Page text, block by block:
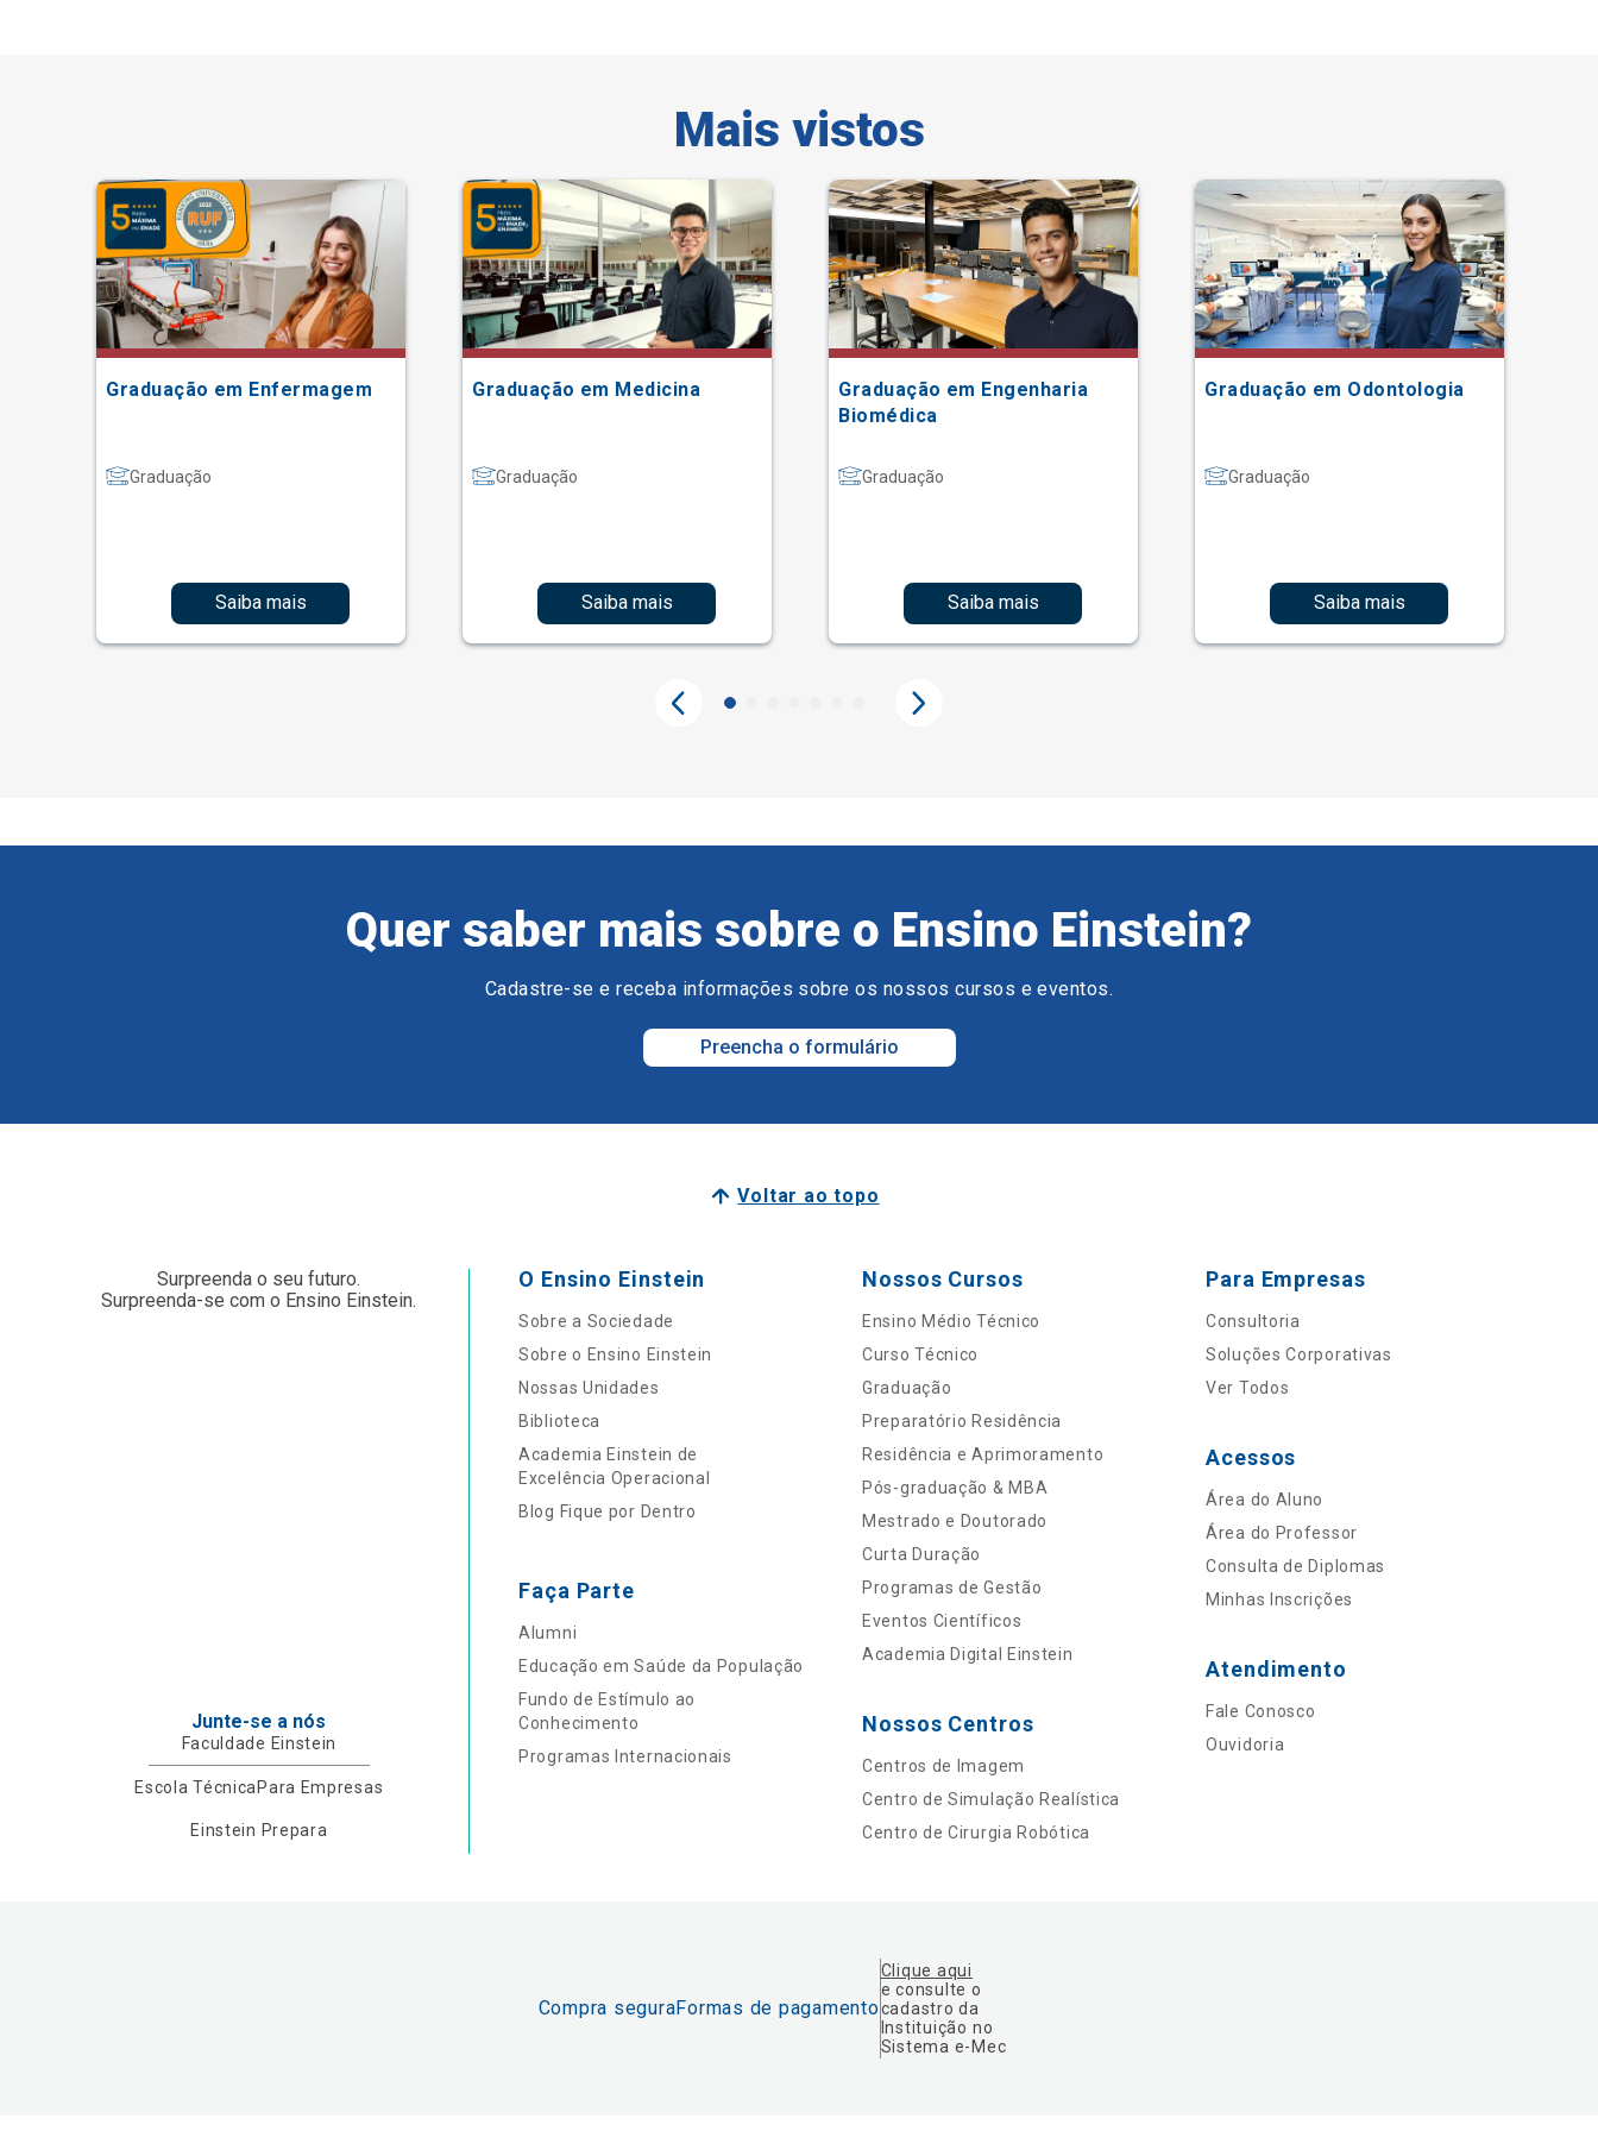
Mais vistos
Graduação em Enfermagem
Graduação
Saiba mais
Graduação em Medicina
Graduação
Saiba mais
Graduação em Engenharia
Biomédica
Graduação
Saiba mais
Graduação em Odontologia
Graduação
Saiba mais
Quer saber mais sobre o Ensino Einstein?
Cadastre-se e receba informações sobre os nossos cursos e eventos.
Preencha o formulário
Voltar ao topo
Surpreenda o seu futuro.
Surpreenda-se com o Ensino Einstein.
Junte-se a nós
Faculdade Einstein
Escola Técnica Para Empresas
Einstein Prepara
O Ensino Einstein
Sobre a Sociedade
Sobre o Ensino Einstein
Nossas Unidades
Biblioteca
Academia Einstein de
Excelência Operacional
Blog Fique por Dentro
Faça Parte
Alumni
Educação em Saúde da População
Fundo de Estímulo ao
Conhecimento
Programas Internacionais
Nossos Cursos
Ensino Médio Técnico
Curso Técnico
Graduação
Preparatório Residência
Residência e Aprimoramento
Pós-graduação & MBA
Mestrado e Doutorado
Curta Duração
Programas de Gestão
Eventos Científicos
Academia Digital Einstein
Nossos Centros
Centros de Imagem
Centro de Simulação Realística
Centro de Cirurgia Robótica
Para Empresas
Consultoria
Soluções Corporativas
Ver Todos
Acessos
Área do Aluno
Área do Professor
Consulta de Diplomas
Minhas Inscrições
Atendimento
Fale Conosco
Ouvidoria
Compra seguraFormas de pagamento
Clique aqui
e consulte o
cadastro da
Instituição no
Sistema e-Mec